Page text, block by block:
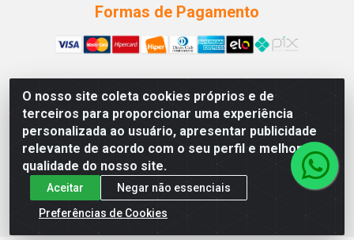
O nosso site coleta cookies próprios e de
terceiros para proporcionar uma experiência
personalizada ao usuário, apresentar publicidade
relevante de acordo com o seu perfil e melhorar a
qualidade do nosso site.
Aceitar
Negar não essenciais
Preferências de Cookies
Formas de Pagamento
A PINA DOS SANTOS DELEZZOTTE LTDA - RODOVIA BA 233,
27 - ZONA RURAL, ITABERABA/BA - CEP 46.880-000 - CNPJ
30.578.948/0001-90